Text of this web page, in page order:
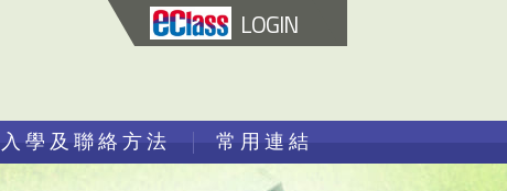
LOGIN
入學及聯絡方法 常用連結